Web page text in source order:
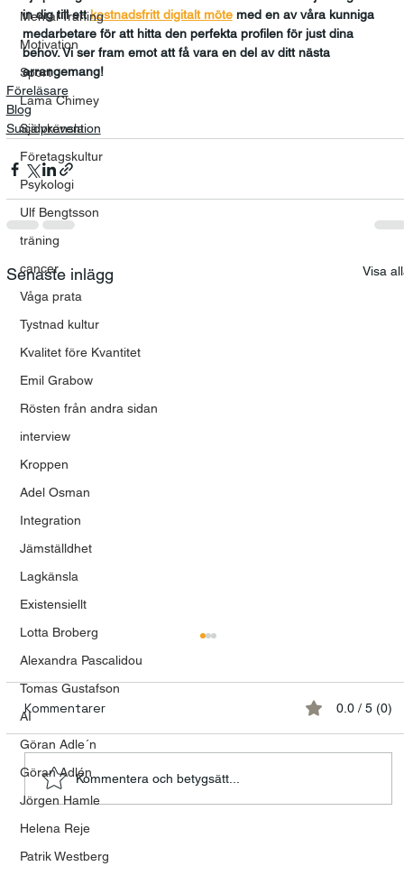
Mental Träning
Motivation
Sport
Lama Chimey
Självkänsla
Företagskultur
Psykologi
Ulf Bengtsson
träning
cancer
Våga prata
Tystnad kultur
Kvalitet före Kvantitet
Emil Grabow
Rösten från andra sidan
interview
Kroppen
Adel Osman
Integration
Jämställdhet
Lagkänsla
Existensiellt
Lotta Broberg
Alexandra Pascalidou
Tomas Gustafson
AI
Göran Adle´n
Göran Adlén
Jörgen Hamle
Helena Reje
Patrik Westberg
in dig till ett kostnadsfritt digitalt möte med en av våra kunniga
medarbetare för att hitta den perfekta profilen för just dina
behov. Vi ser fram emot att få vara en del av ditt nästa
arrangemang!
Föreläsare
Blog
Suicidprevention
Senaste inlägg Visa
Modet att våga vara mänsklig
Kommentarer 0.0 / 5 (0)
Kommentera och betygsätt...